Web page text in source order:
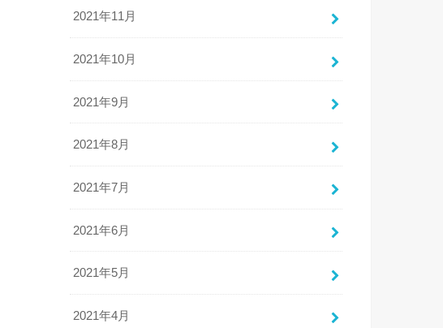
2021年11月
2021年10月
2021年9月
2021年8月
2021年7月
2021年6月
2021年5月
2021年4月